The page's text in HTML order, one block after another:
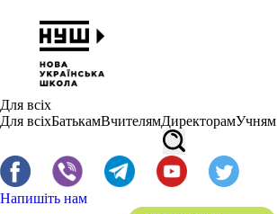
Для всіх
Для всіхБатькамВчителямДиректорамУчням
Напишіть нам